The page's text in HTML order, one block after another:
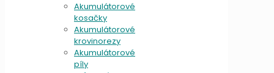
Akumulátorové
kosačky
Akumulátorové
krovinorezy
Akumulátorové
píly